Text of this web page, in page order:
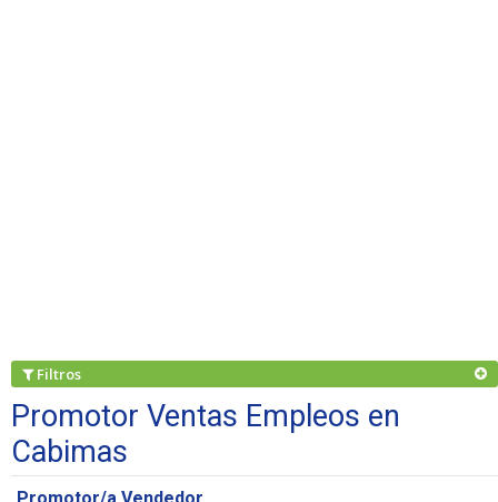
Filtros
Promotor Ventas Empleos en
Cabimas
Promotor/a Vendedor